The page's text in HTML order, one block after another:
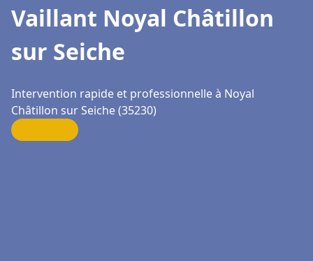
Vaillant Noyal Châtillon
sur Seiche
Intervention rapide et professionnelle à Noyal
Châtillon sur Seiche (35230)